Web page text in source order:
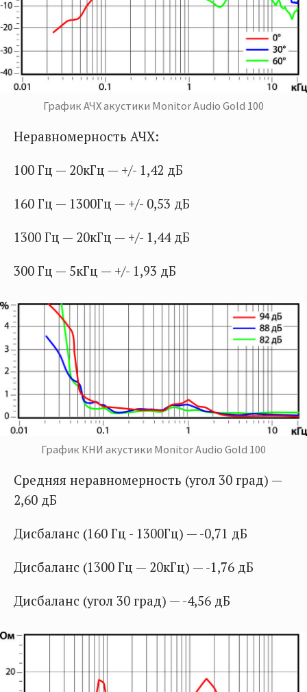
График АЧХ акустики Monitor Audio Gold 100
Неравномерность АЧХ:
100 Гц — 20кГц — +/- 1,42 дБ
160 Гц — 1300Гц — +/- 0,53 дБ
1300 Гц — 20кГц — +/- 1,44 дБ
300 Гц — 5кГц — +/- 1,93 дБ
График КНИ акустики Monitor Audio Gold 100
Средняя неравномерность (угол 30 град) —
2,60 дБ
Дисбаланс (160 Гц - 1300Гц) — -0,71 дБ
Дисбаланс (1300 Гц — 20кГц) — -1,76 дБ
Дисбаланс (угол 30 град) — -4,56 дБ